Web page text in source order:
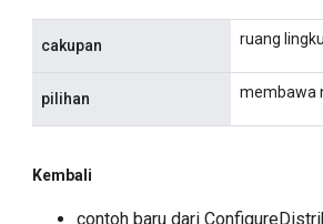
cakupan ruang
pilihan membawa
Kembali
contoh baru dari